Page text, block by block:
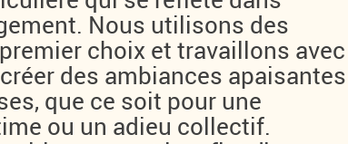
Nous utilisons des
choix et travaillons avec
des ambiances apaisantes
que ce soit pour une
ou un adieu collectif.